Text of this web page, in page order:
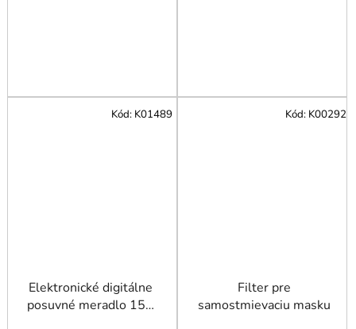
Elektronické digitálne
posuvné meradlo 150
Kód: K01489
Filter pre
samostmievaciu masku
Kód: K00292